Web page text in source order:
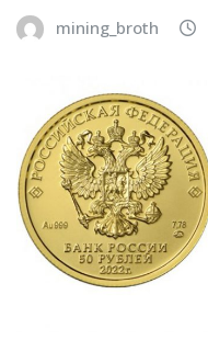
mining_broth